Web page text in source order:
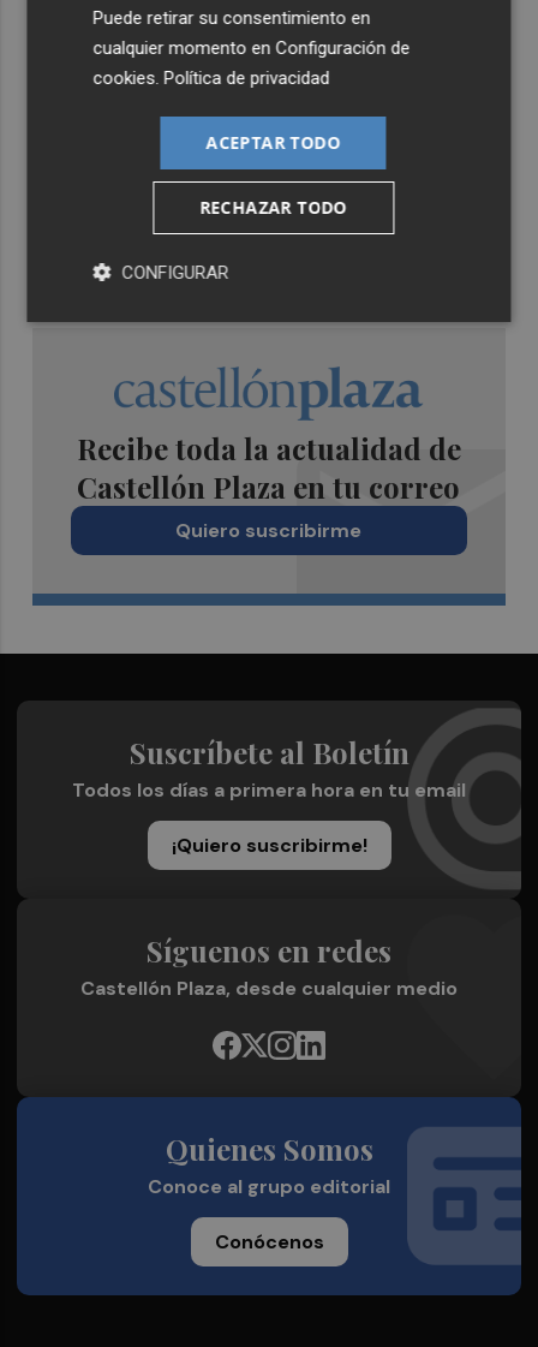
Recibe toda la actualidad de
Castellón Plaza en tu correo
Quiero suscribirme
Suscríbete al Boletín
Todos los días a primera hora en tu email
¡Quiero suscribirme!
Síguenos en redes
Castellón Plaza, desde cualquier medio
Quienes Somos
Conoce al grupo editorial
Conócenos
Puede retirar su consentimiento en
cualquier momento enConfiguración de
cookies.Política de privacidad
ACEPTAR TODO
RECHAZAR TODO
CONFIGURAR